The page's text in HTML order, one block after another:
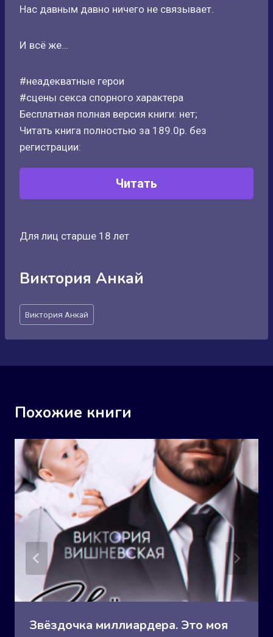
Нас давным давно ничего не связывает.
И всё же…
#неадекватные герои
#сцены секса спорного характера
Бесплатная полная версия книги: нет;
Читать книга полностью за 189.0р. без
регистрации:
Читать
Для лиц старше 18 лет
Виктория Анкай
Метки
записи:
Виктория Анкай
Похожие книги
Звёздочка миллиардера. Это моя